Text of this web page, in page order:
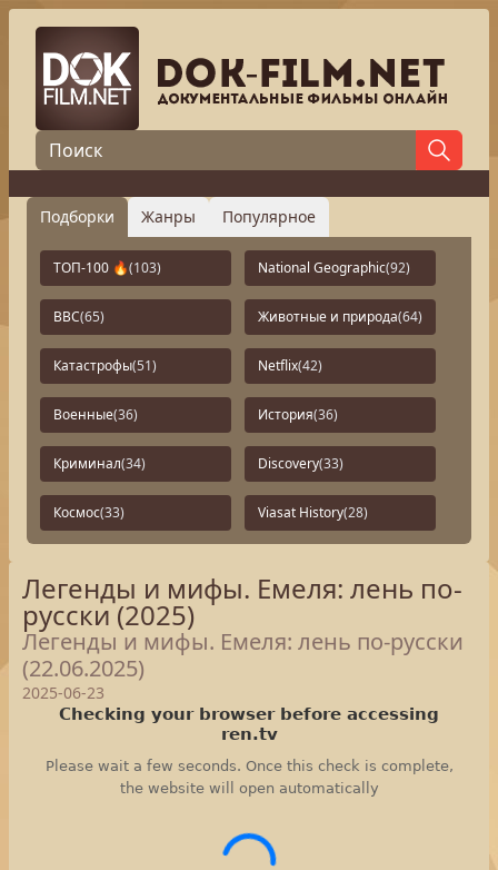
Подборки Жанры Популярное
ТОП-100 🔥(103) National Geographic(92)
BBC(65) Животные и природа(64)
Катастрофы(51) Netflix(42)
Военные(36) История(36)
Криминал(34) Discovery(33)
Космос(33) Viasat History(28)
Легенды и мифы. Емеля: лень по-
русски (2025)
Легенды и мифы. Емеля: лень по-русски
(22.06.2025)
2025-06-23